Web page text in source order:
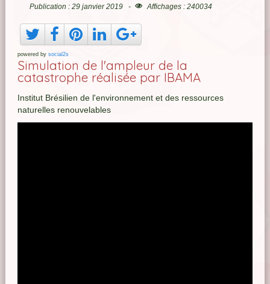
Publication : 29 janvier 2019
Affichages : 240034
powered by social2s
Simulation de l'ampleur de la
catastrophe réalisée par IBAMA
Institut Brésilien de l'environnement et des ressources
naturelles renouvelables